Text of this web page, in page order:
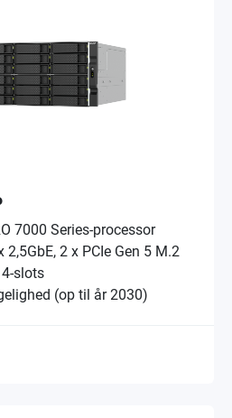
7000 Series-processor
2,5GbE, 2 x PCIe Gen 5 M.2
4-slots
(op til år 2030)